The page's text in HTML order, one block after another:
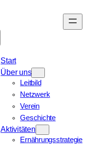
Start
Über uns
Leitbild
Netzwerk
Verein
Geschichte
Aktivitäten
Ernährungsstrategie